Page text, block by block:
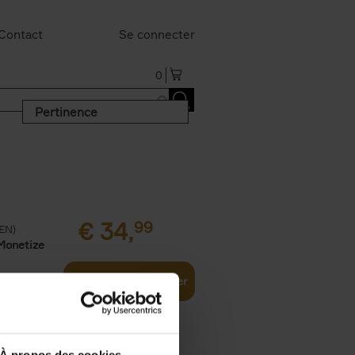
Se connecter
0
Pertinence
€ 34,99
Ajouter au panier